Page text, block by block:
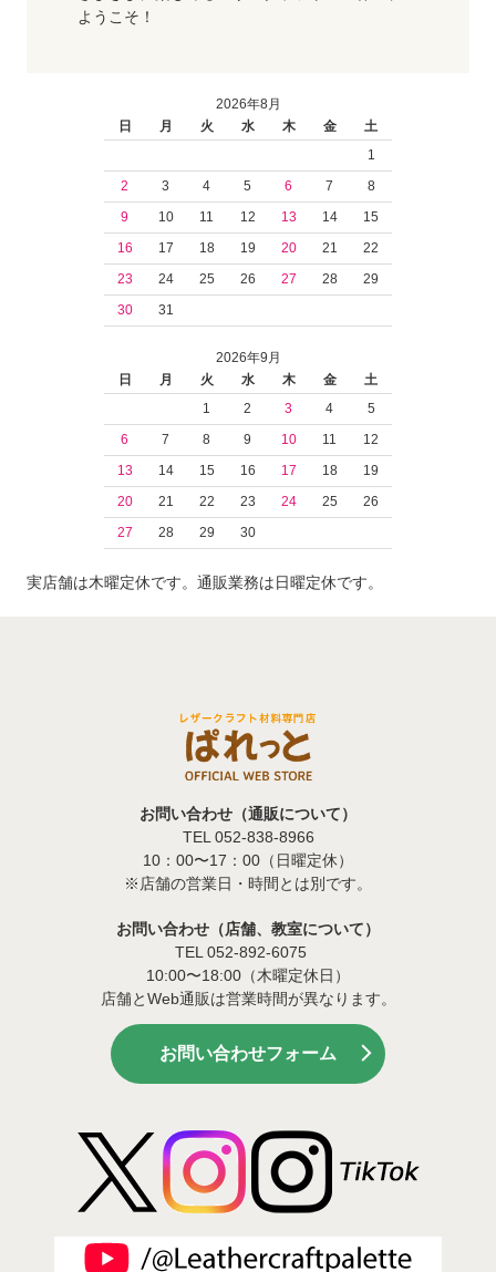
ようこそ！
2026年8月
日
月 火 水 木 金
土
1
2
3 4 5 6 7
8
9
10 11 12 13 14
15
16
17 18 19 20 21
22
23
24 25 26 27 28
29
30
31
2026年9月
日
月 火 水 木 金
土
1
2 3 4
5
6
7 8 9 10 11
12
13
14 15 16 17 18
19
20
21 22 23 24 25
26
27
28 29 30
実店舗は木曜定休です。通販業務は日曜定休です。
お問い合わせ（通販について）
TEL 052-838-8966
10：00〜17：00（日曜定休）
※店舗の営業日・時間とは別です。
お問い合わせ（店舗、教室について）
TEL 052-892-6075
10:00〜18:00（木曜定休日）
店舗とWeb通販は営業時間が異なります。
お問い合わせフォーム